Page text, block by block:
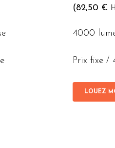
(82,50 €
4000
Prix fixe /
LOUEZ